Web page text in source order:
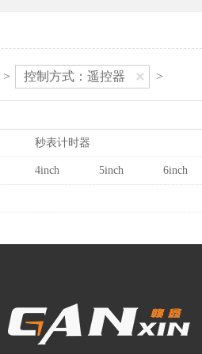
> 控制方式：遥控器 >
秒表计时器
4inch 5inch 6inch